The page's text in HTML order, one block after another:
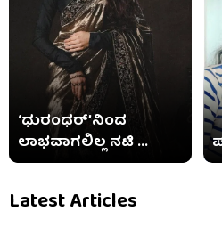
‘ಧುರಂಧರ್’ನಿಂದ
ಲಾಭವಾಗಲಿಲ್ಲ ನಟಿ ...
Latest Articles